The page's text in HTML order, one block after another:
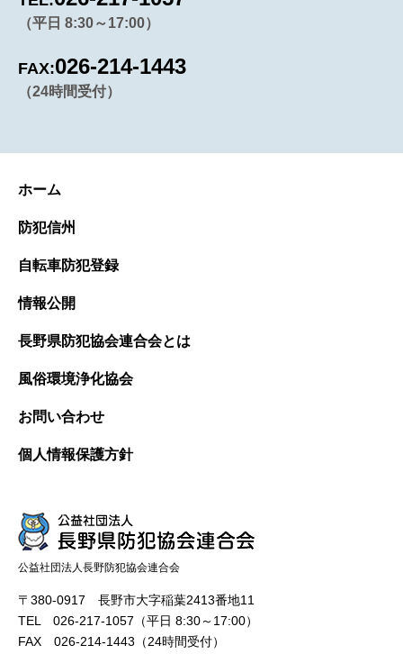
（平日 8:30～17:00）
FAX:026-214-1443
（24時間受付）
ホーム
防犯信州
自転車防犯登録
情報公開
長野県防犯協会連合会とは
風俗環境浄化協会
お問い合わせ
個人情報保護方針
公益社団法人長野防犯協会連合会
〒380-0917 長野市大字稲葉2413番地11
TEL 026-217-1057（平日 8:30～17:00）
FAX 026-214-1443（24時間受付）